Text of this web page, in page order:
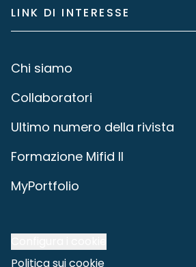
LINK DI INTERESSE
Chi siamo
Collaboratori
Ultimo numero della rivista
Formazione Mifid II
MyPortfolio
Politica sui cookie